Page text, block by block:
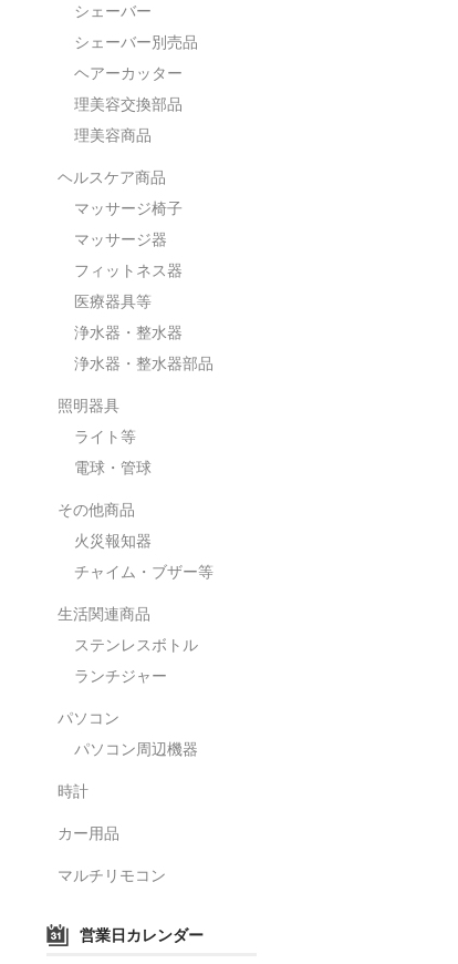
シェーバー
シェーバー別売品
ヘアーカッター
理美容交換部品
理美容商品
ヘルスケア商品
マッサージ椅子
マッサージ器
フィットネス器
医療器具等
浄水器・整水器
浄水器・整水器部品
照明器具
ライト等
電球・管球
その他商品
火災報知器
チャイム・ブザー等
生活関連商品
ステンレスボトル
ランチジャー
パソコン
パソコン周辺機器
時計
カー用品
マルチリモコン
営業日カレンダー